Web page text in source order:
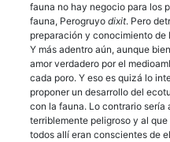
fauna no hay negocio para los
fauna, Perogruyo dixit. Pero
preparación y conocimiento de
Y más adentro aún, aunque
amor verdadero por el
cada poro. Y eso es quizá lo
proponer un desarrollo del
con la fauna. Lo contrario sería
terriblemente peligroso y al
todos allí eran conscientes de